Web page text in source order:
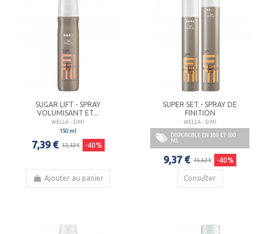
SUGAR LIFT - SPRAY
VOLUMISANT ET...
WELLA - EIMI
150 ml
7,39 € 12,32 € -40%
Ajouter au panier
SUPER SET - SPRAY DE
FINITION
WELLA - EIMI
DISPONIBLE EN 300 ET 500
ML
9,37 € 15,62 € -40%
Consulter